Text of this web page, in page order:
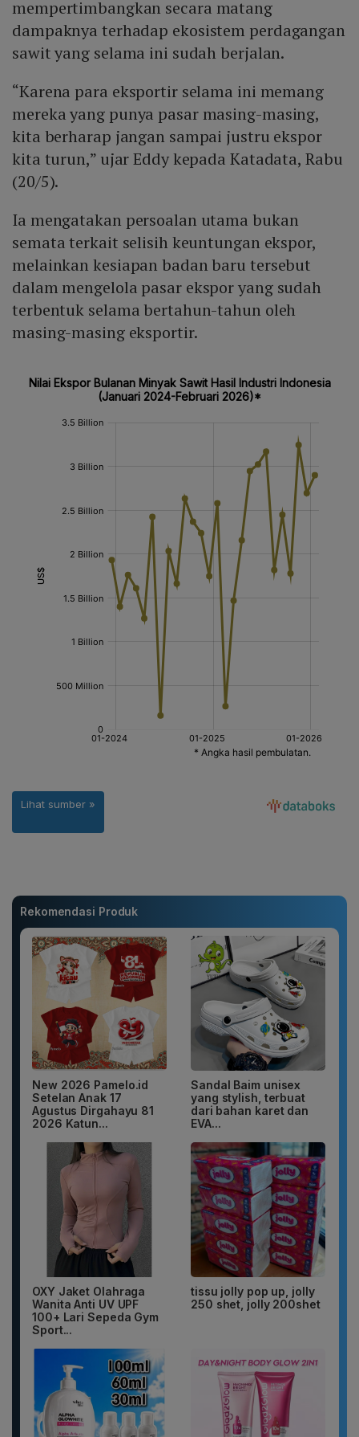
produsen atau eksportir dan penjualan ke pasar global,
pemerintah dapat lebih efektif mengatur aliran devisa
dan menegakkan kebijakan perdagangan yang selaras
mempertimbangkan secara matang
dampaknya terhadap ekosistem perdagangan
sawit yang selama ini sudah berjalan.
“Karena para eksportir selama ini memang
mereka yang punya pasar masing-masing,
kita berharap jangan sampai justru ekspor
kita turun,” ujar Eddy kepada Katadata, Rabu
(20/5).
Ia mengatakan persoalan utama bukan
semata terkait selisih keuntungan ekspor,
melainkan kesiapan badan baru tersebut
dalam mengelola pasar ekspor yang sudah
terbentuk selama bertahun-tahun oleh
masing-masing eksportir.
Rekomendasi Produk
New 2026 Pamelo.id
Setelan Anak 17
Agustus Dirgahayu 81
2026 Katun...
Sandal Baim unisex
yang stylish, terbuat
dari bahan karet dan
EVA...
OXY Jaket Olahraga
Wanita Anti UV UPF
100+ Lari Sepeda Gym
Sport...
tissu jolly pop up, jolly
250 shet, jolly 200shet